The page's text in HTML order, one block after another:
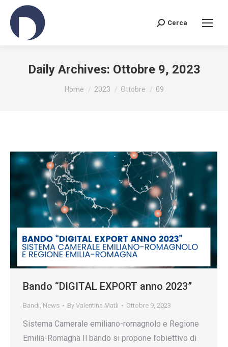
Search:
Cerca
Daily Archives: Ottobre 9, 2023
You are here:
Home 2023 Ottobre 09
Bando “DIGITAL EXPORT anno 2023”
Bandi, News By Valentina Matli Ottobre 9, 2023
Sistema Camerale emiliano-romagnolo e Regione
Emilia-Romagna Il bando si propone l’obiettivo di